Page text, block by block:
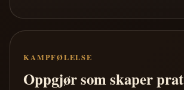
KAMPFØLELSE
Oppgjør som skaper prat